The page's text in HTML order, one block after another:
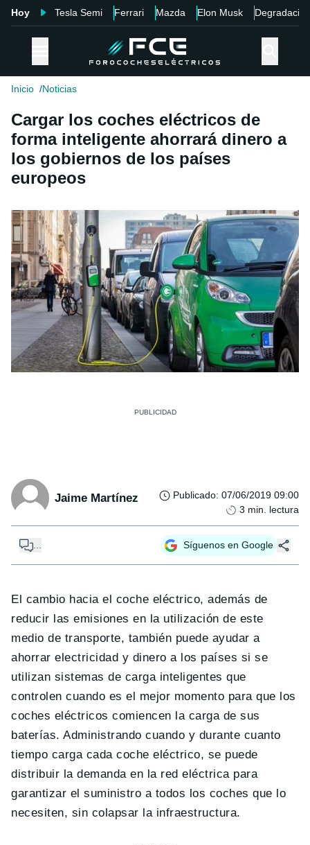
Hoy Tesla Semi Ferrari Mazda Elon Musk Degradación
Inicio Noticias
Cargar los coches eléctricos de
forma inteligente ahorrará dinero a
los gobiernos de los países
europeos
Jaime Martínez Publicado: 07/06/2019 09:00
3 min. lectura
... Síguenos en Google
El cambio hacia el coche eléctrico, además de
reducir las emisiones en la utilización de este
medio de transporte, también puede ayudar a
ahorrar electricidad y dinero a los países si se
utilizan sistemas de carga inteligentes que
controlen cuando es el mejor momento para que los
coches eléctricos comiencen la carga de sus
baterías. Administrando cuando y durante cuanto
tiempo carga cada coche eléctrico, se puede
distribuir la demanda en la red eléctrica para
garantizar el suministro a todos los coches que lo
necesiten, sin colapsar la infraestructura.